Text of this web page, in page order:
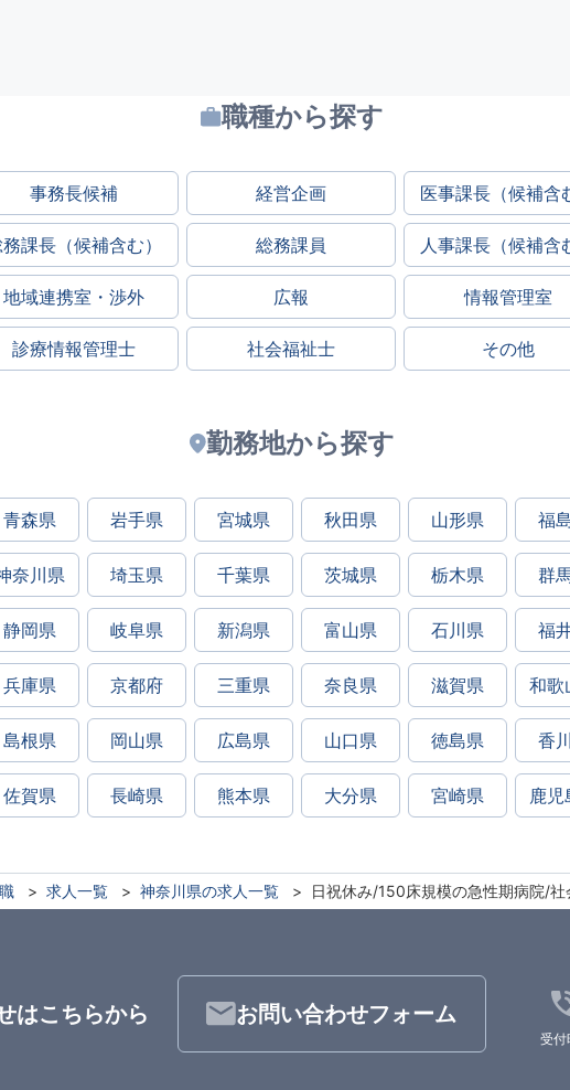
職種から探す
事務長候補 経営企画 医事課長（候補含
課長（候補含む） 総務課員 人事課長（候補含
地域連携室・渉外 広報 情報管理室
診療情報管理士 社会福祉士 その他
勤務地から探す
青森県 岩手県 宮城県 秋田県 山形県 福
奈川県 埼玉県 千葉県 茨城県 栃木県 群
静岡県 岐阜県 新潟県 富山県 石川県 福
兵庫県 京都府 三重県 奈良県 滋賀県 和歌
島根県 岡山県 広島県 山口県 徳島県 香
佐賀県 長崎県 熊本県 大分県 宮崎県 鹿児
求人一覧 神奈川県の求人一覧 日祝休み/150床規模の急性期病院/社
はこちらから お問い合わせフォーム
受